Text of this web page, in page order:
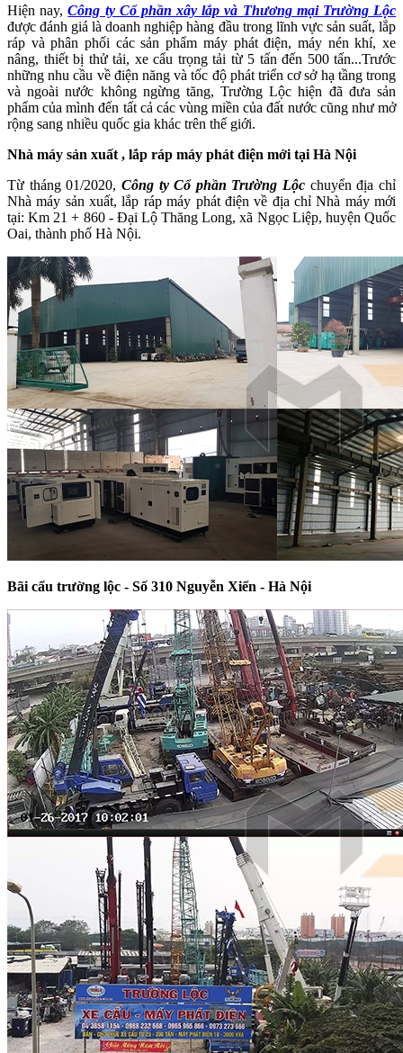
Hiện nay,Công ty Cổ phần xây lắp và Thương mại Trường Lộc
được đánh giá là doanh nghiệp hàng đầu trong lĩnh vực sản suất, lắp
ráp và phân phối các sản phẩm máy phát điện, máy nén khí, xe
nâng, thiết bị thử tải, xe cẩu trọng tải từ 5 tấn đến 500 tấn...Trước
những nhu cầu về điện năng và tốc độ phát triển cơ sở hạ tầng trong
và ngoài nước không ngừng tăng, Trường Lộc hiện đã đưa sản
phẩm của mình đến tất cả các vùng miền của đất nước cũng như mở
rộng sang nhiều quốc gia khác trên thế giới.
Nhà máy sản xuất , lắp ráp máy phát điện mới tại Hà Nội
Từ tháng 01/2020, Công ty Cổ phần Trường Lộc chuyển địa chỉ
Nhà máy sản xuất, lắp ráp máy phát điện về địa chỉ Nhà máy mới
tại: Km 21 + 860 - Đại Lộ Thăng Long, xã Ngọc Liệp, huyện Quốc
Oai, thành phố Hà Nội.
Bãi cẩu trường lộc - Số 310 Nguyễn Xiển - Hà Nội